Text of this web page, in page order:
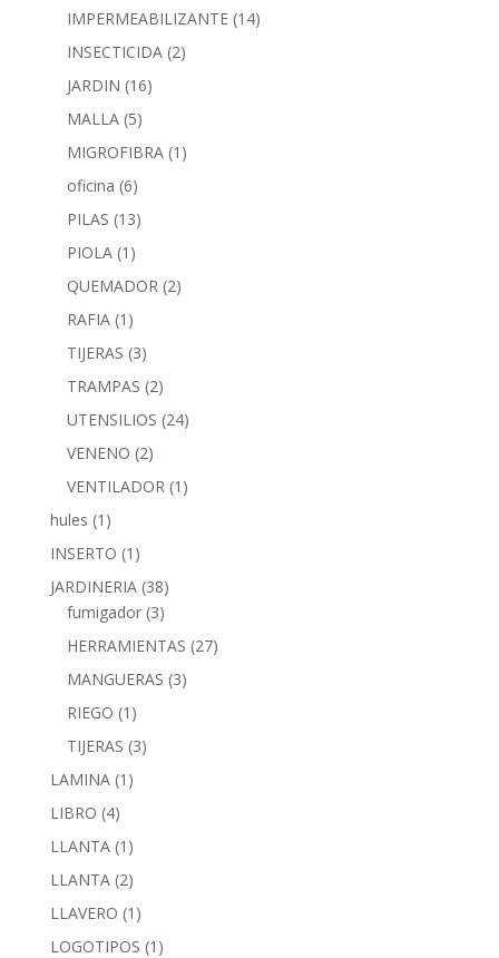
IMPERMEABILIZANTE (14)
INSECTICIDA (2)
JARDIN (16)
MALLA (5)
MIGROFIBRA (1)
oficina (6)
PILAS (13)
PIOLA (1)
QUEMADOR (2)
RAFIA (1)
TIJERAS (3)
TRAMPAS (2)
UTENSILIOS (24)
VENENO (2)
VENTILADOR (1)
hules (1)
INSERTO (1)
JARDINERIA (38)
fumigador (3)
HERRAMIENTAS (27)
MANGUERAS (3)
RIEGO (1)
TIJERAS (3)
LAMINA (1)
LIBRO (4)
LLANTA (1)
LLANTA (2)
LLAVERO (1)
LOGOTIPOS (1)